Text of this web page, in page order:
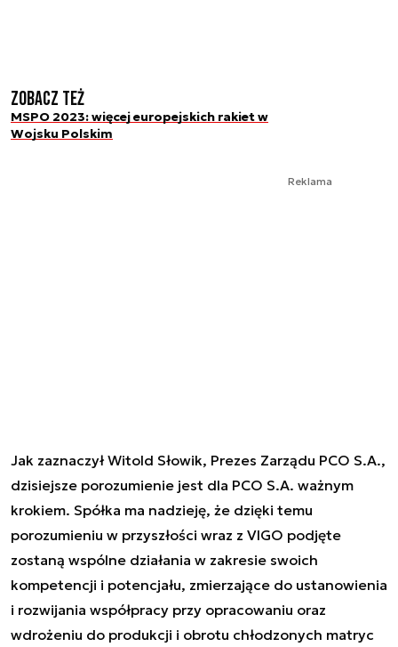
Zobacz też
MSPO 2023: więcej europejskich rakiet w
Wojsku Polskim
Reklama
Jak zaznaczył Witold Słowik, Prezes Zarządu PCO S.A.,
dzisiejsze porozumienie jest dla PCO S.A. ważnym
krokiem. Spółka ma nadzieję, że dzięki temu
porozumieniu w przyszłości wraz z VIGO podjęte
zostaną wspólne działania w zakresie swoich
kompetencji i potencjału, zmierzające do ustanowienia
i rozwijania współpracy przy opracowaniu oraz
wdrożeniu do produkcji i obrotu chłodzonych matryc